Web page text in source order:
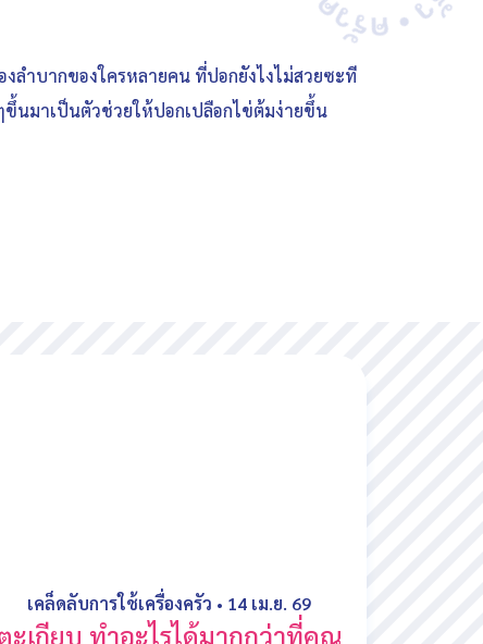
งลำบากของใครหลายคน ที่ปอกยังไงไม่สวยซะที
นมาเป็นตัวช่วยให้ปอกเปลือกไข่ต้มง่ายขึ้น
เคล็ดลับการใช้เครื่องครัว • 14 เม.ย. 69
ะเกียบ ทำอะไรได้มากกว่าที่คุณ